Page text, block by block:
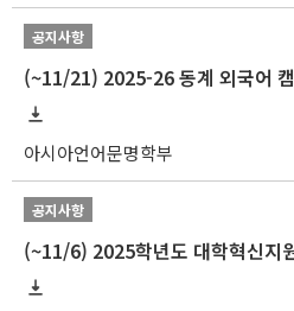
공지사항
(~11/21) 2025-26 동계 외국어
아시아언어문명학부
공지사항